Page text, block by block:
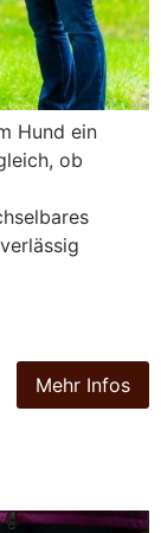
Hund ein
ob